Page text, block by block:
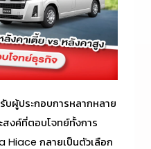
บผู้ประกอบการหลากหลาย
สงค์ที่ตอบโจทย์ทั้งการ
Hiace กลายเป็นตัวเลือก